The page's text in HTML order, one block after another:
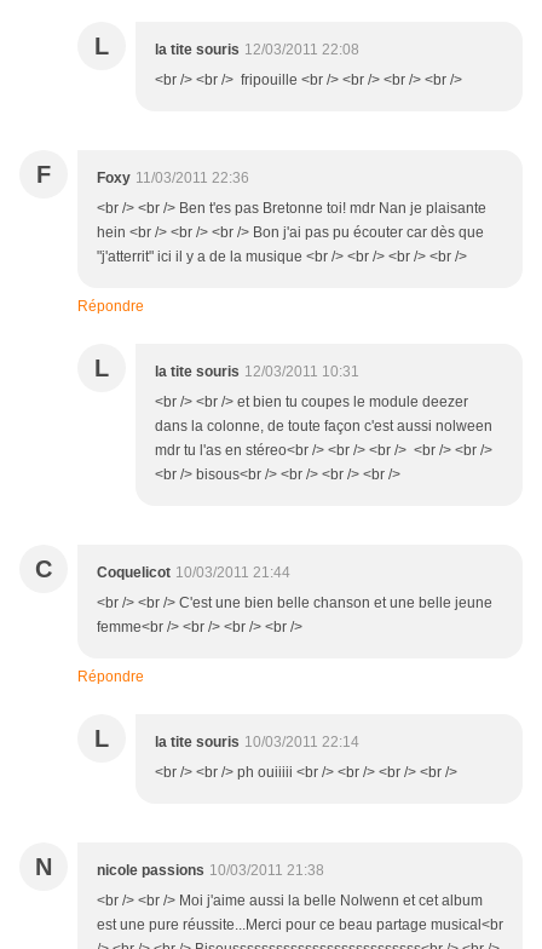
L la tite souris 12/03/2011 22:08
<br /> <br /> fripouille <br /> <br /> <br /> <br />
F Foxy 11/03/2011 22:36
<br /> <br /> Ben t'es pas Bretonne toi! mdr Nan je plaisante
hein <br /> <br /> <br /> Bon j'ai pas pu écouter car dès que
"j'atterrit" ici il y a de la musique <br /> <br /> <br /> <br />
Répondre
L la tite souris 12/03/2011 10:31
<br /> <br /> et bien tu coupes le module deezer
dans la colonne, de toute façon c'est aussi nolween
mdr tu l'as en stéreo<br /> <br /> <br /> <br /> <br />
<br /> bisous<br /> <br /> <br /> <br />
C Coquelicot 10/03/2011 21:44
<br /> <br /> C'est une bien belle chanson et une belle jeune
femme<br /> <br /> <br /> <br />
Répondre
L la tite souris 10/03/2011 22:14
<br /> <br /> ph ouiiiii <br /> <br /> <br /> <br />
N nicole passions 10/03/2011 21:38
<br /> <br /> Moi j'aime aussi la belle Nolwenn et cet album
est une pure réussite...Merci pour ce beau partage musical<br